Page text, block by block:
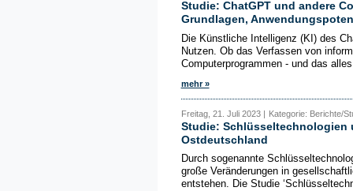
Studie: ChatGPT und andere
Grundlagen,
Die Künstliche Intelligenz (KI) des
Nutzen. Ob das Verfassen von
Computerprogrammen - und das
mehr »
Freitag, 21. Juli 2023 | Kategorie: Berichte/
Studie:
Ostdeutschland
Durch sogenannte
große Veränderungen in
entstehen. Die Studie